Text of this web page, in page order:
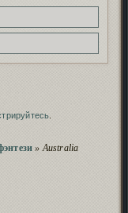
И снова
»Australia